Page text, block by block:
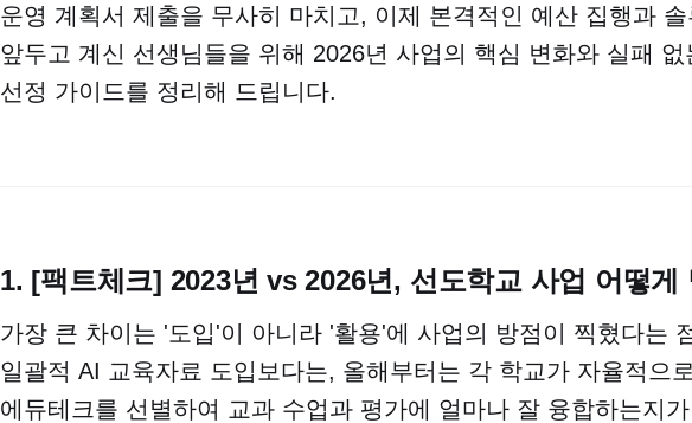
운영 계획서 제출을 무사히 마치고, 이제 본격적인 예산 집행과
앞두고 계신 선생님들을 위해 2026년 사업의 핵심 변화와 실패 없
선정 가이드를 정리해 드립니다.
1. [팩트체크] 2023년 vs 2026년, 선도학교 사업 어떻게
가장 큰 차이는 '도입'이 아니라 '활용'에 사업의 방점이 찍혔다는
일괄적 AI 교육자료 도입보다는, 올해부터는 각 학교가 자율적으
에듀테크를 선별하여 교과 수업과 평가에 얼마나 잘 융합하는지